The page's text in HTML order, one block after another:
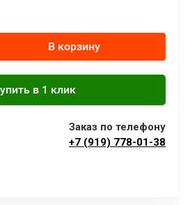
В корзину
Заказ по телефону
+7 (919) 778-01-38